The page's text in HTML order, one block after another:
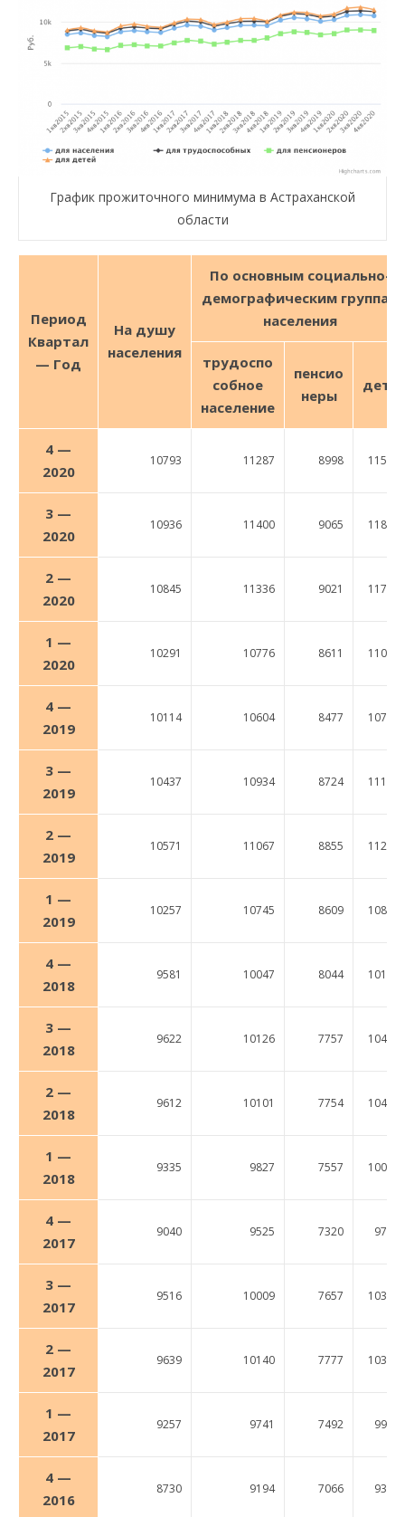
График прожиточного минимума в Астраханской
области
Период
Квартал
— Год
На душу
населения
По основным социально-
демографическим группам
населения
трудоспо
собное
население
пенсио
неры
дети
4 —
2020
10793 11287 8998 11547
3 —
2020
10936 11400 9065 11862
2 —
2020
10845 11336 9021 11722
1 —
2020
10291 10776 8611 11011
4 —
2019
10114 10604 8477 10772
3 —
2019
10437 10934 8724 11166
2 —
2019
10571 11067 8855 11256
1 —
2019
10257 10745 8609 10887
4 —
2018
9581 10047 8044 10135
3 —
2018
9622 10126 7757 10461
2 —
2018
9612 10101 7754 10434
1 —
2018
9335 9827 7557 10051
4 —
2017
9040 9525 7320 9710
3 —
2017
9516 10009 7657 10325
2 —
2017
9639 10140 7777 10382
1 —
2017
9257 9741 7492 9938
4 —
2016
8730 9194 7066 9345